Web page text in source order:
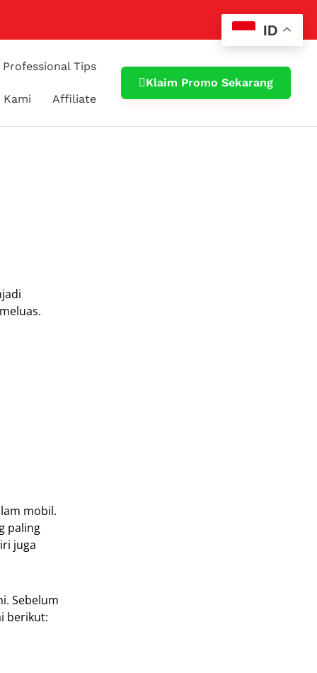
Professional Tips
Kami Affiliate
Klaim Promo Sekarang
mobil.
paling
juga
Sebelum
berikut:
ID